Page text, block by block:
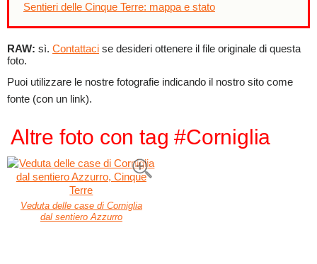
Sentieri delle Cinque Terre: mappa e stato
RAW: sì. Contattaci se desideri ottenere il file originale di questa
foto.
Puoi utilizzare le nostre fotografie indicando il nostro sito come
fonte (con un link).
Altre foto con tag #Corniglia
Veduta delle case di Corniglia
dal sentiero Azzurro